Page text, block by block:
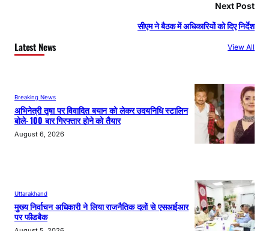
Next Post
सीएम ने बैठक में अधिकारियों को दिए निर्देश
Latest News View All
Breaking News
अभिनेत्री तृषा पर विवादित बयान को लेकर उदयनिधि स्टालिन
बोले- 100 बार गिरफ्तार होने को तैयार
August 6, 2026
Uttarakhand
मुख्य निर्वाचन अधिकारी ने लिया राजनैतिक दलों से एसआईआर
पर फीडबैक